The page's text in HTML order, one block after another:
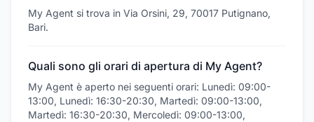
My Agent si trova in Via Orsini, 29, 70017 Putignano,
Bari.
Quali sono gli orari di apertura di My Agent?
My Agent è aperto nei seguenti orari: Lunedì: 09:00-
13:00, Lunedì: 16:30-20:30, Martedì: 09:00-13:00,
Martedì: 16:30-20:30, Mercoledì: 09:00-13:00,